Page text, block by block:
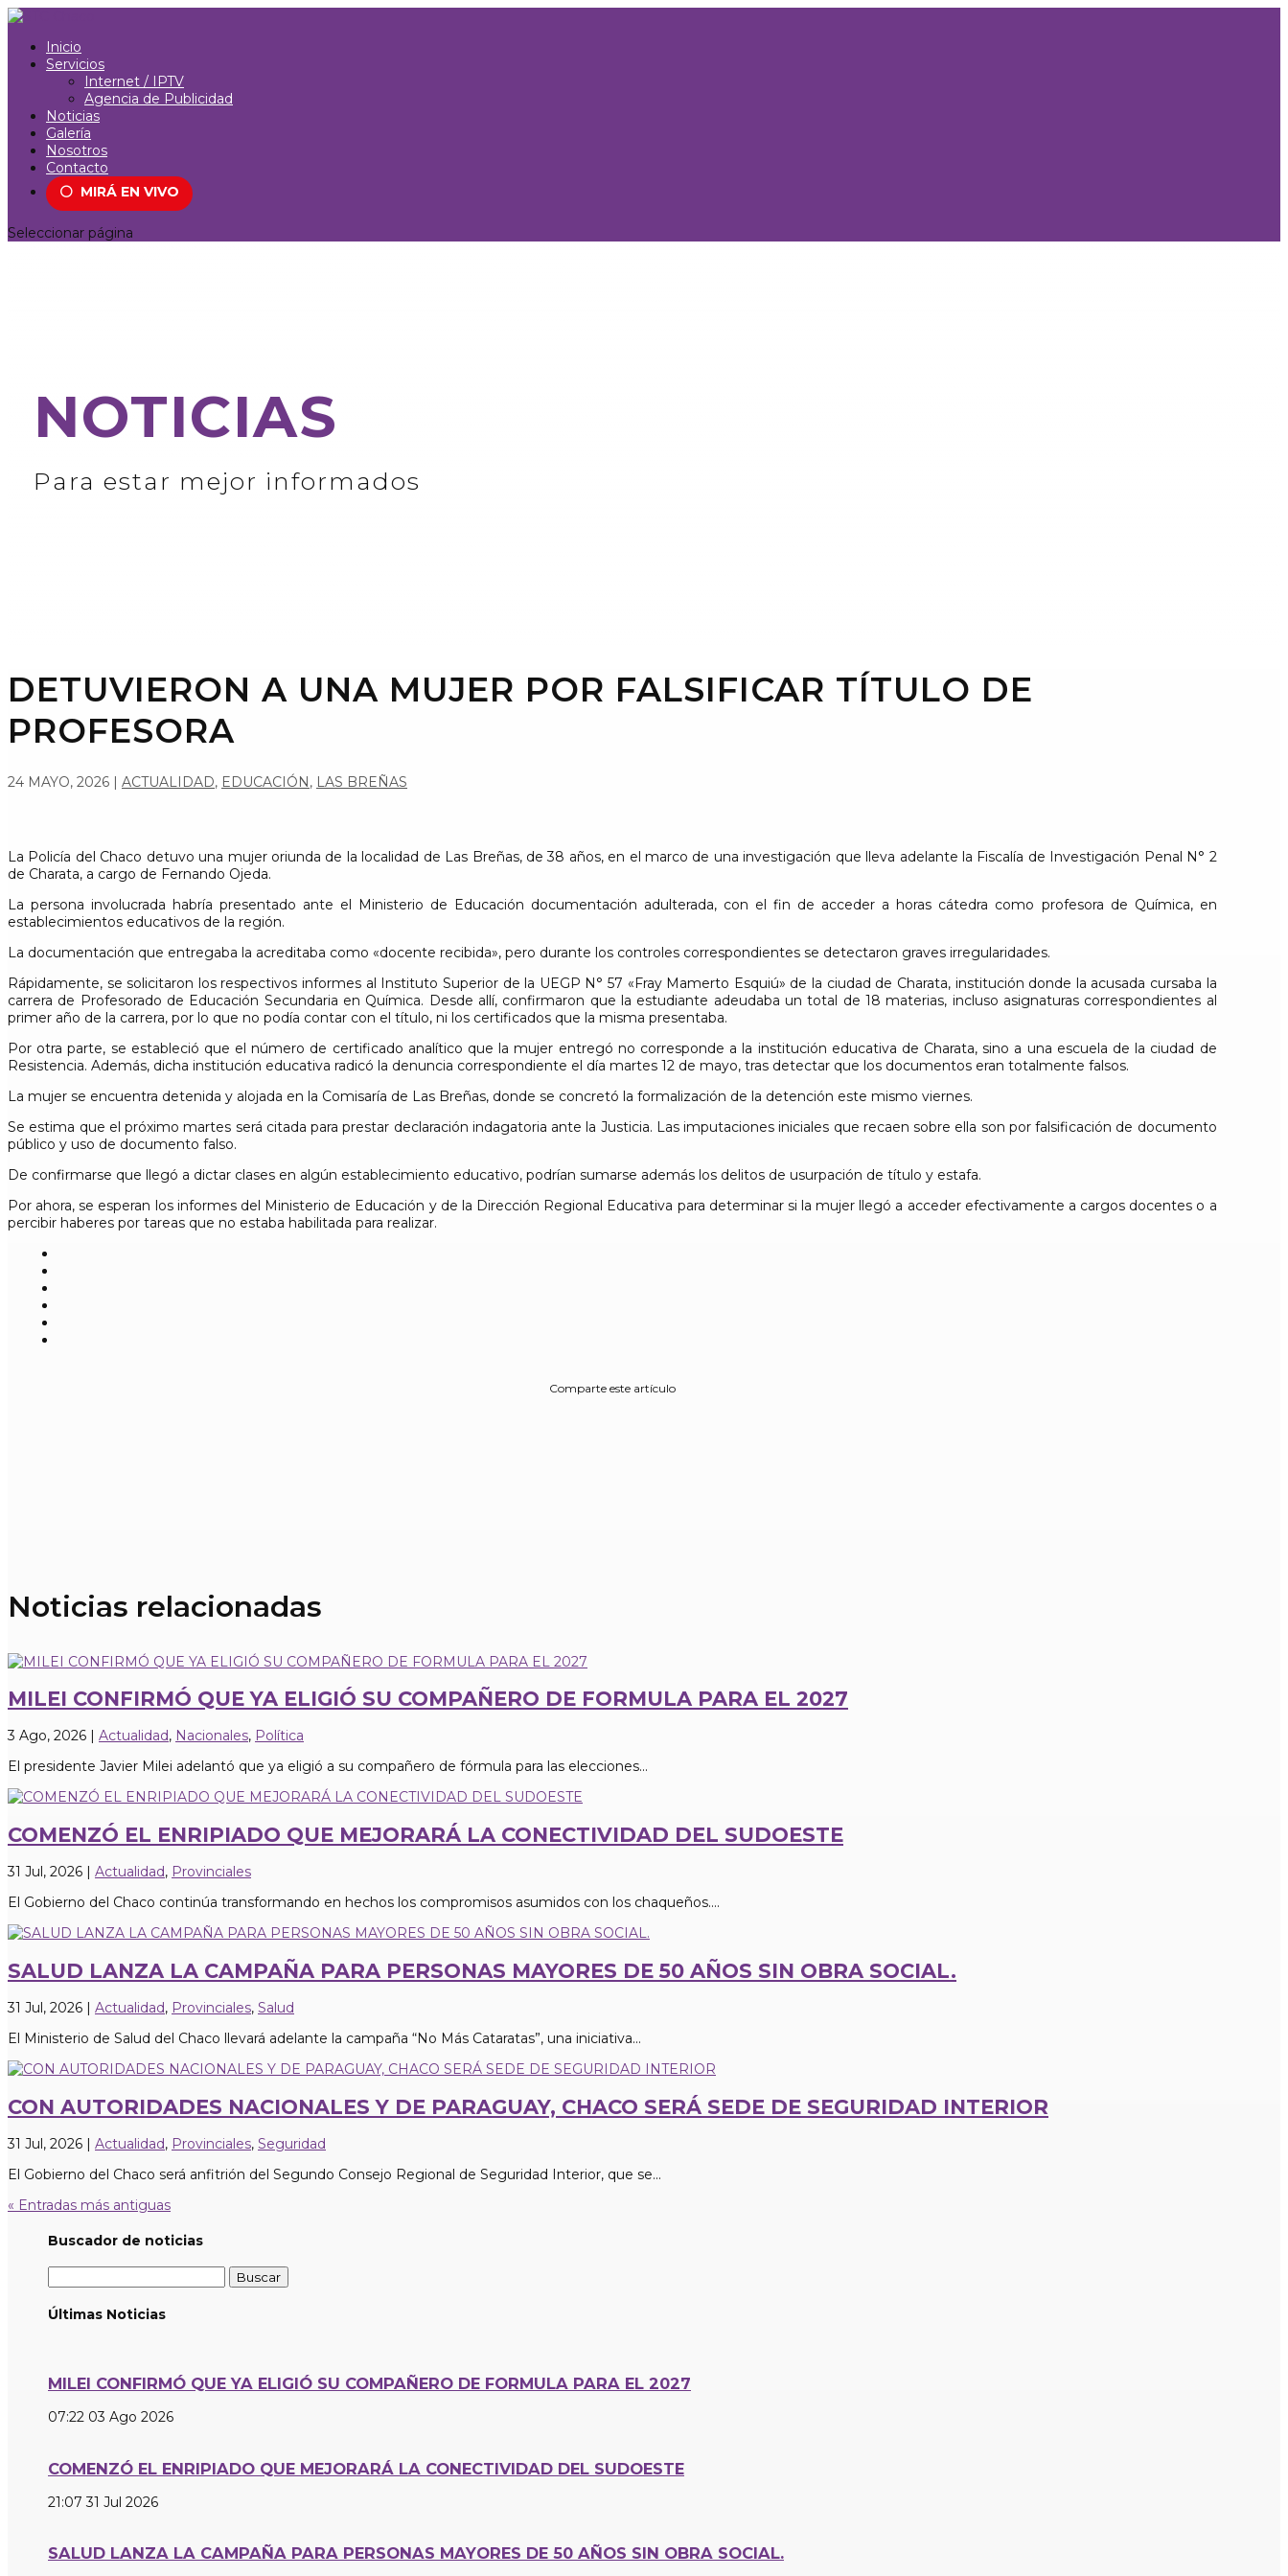
Inicio
Servicios
Internet / IPTV
Agencia de Publicidad
Noticias
Galería
Nosotros
Contacto
⚪ MIRÁ EN VIVO
Seleccionar página
NOTICIAS
Para estar mejor informados
DETUVIERON A UNA MUJER POR FALSIFICAR TÍTULO DE
PROFESORA
24 MAYO, 2026 | ACTUALIDAD, EDUCACIÓN, LAS BREÑAS
La Policía del Chaco detuvo una mujer oriunda de la localidad de Las Breñas, de 38 años, en el marco de una investigación que lleva adelante la Fiscalía de Investigación Penal N° 2
de Charata, a cargo de Fernando Ojeda.
La persona involucrada habría presentado ante el Ministerio de Educación documentación adulterada, con el fin de acceder a horas cátedra como profesora de Química, en
establecimientos educativos de la región.
La documentación que entregaba la acreditaba como «docente recibida», pero durante los controles correspondientes se detectaron graves irregularidades.
Rápidamente, se solicitaron los respectivos informes al Instituto Superior de la UEGP N° 57 «Fray Mamerto Esquiú» de la ciudad de Charata, institución donde la acusada cursaba la
carrera de Profesorado de Educación Secundaria en Química. Desde allí, confirmaron que la estudiante adeudaba un total de 18 materias, incluso asignaturas correspondientes al
primer año de la carrera, por lo que no podía contar con el título, ni los certificados que la misma presentaba.
Por otra parte, se estableció que el número de certificado analítico que la mujer entregó no corresponde a la institución educativa de Charata, sino a una escuela de la ciudad de
Resistencia. Además, dicha institución educativa radicó la denuncia correspondiente el día martes 12 de mayo, tras detectar que los documentos eran totalmente falsos.
La mujer se encuentra detenida y alojada en la Comisaría de Las Breñas, donde se concretó la formalización de la detención este mismo viernes.
Se estima que el próximo martes será citada para prestar declaración indagatoria ante la Justicia. Las imputaciones iniciales que recaen sobre ella son por falsificación de documento
público y uso de documento falso.
De confirmarse que llegó a dictar clases en algún establecimiento educativo, podrían sumarse además los delitos de usurpación de título y estafa.
Por ahora, se esperan los informes del Ministerio de Educación y de la Dirección Regional Educativa para determinar si la mujer llegó a acceder efectivamente a cargos docentes o a
percibir haberes por tareas que no estaba habilitada para realizar.
Comparte este artículo
Noticias relacionadas
MILEI CONFIRMÓ QUE YA ELIGIÓ SU COMPAÑERO DE FORMULA PARA EL 2027
3 Ago, 2026 Actualidad, Nacionales, Política
El presidente Javier Milei adelantó que ya eligió a su compañero de fórmula para las elecciones...
COMENZÓ EL ENRIPIADO QUE MEJORARÁ LA CONECTIVIDAD DEL SUDOESTE
31 Jul, 2026 | Actualidad, Provinciales
El Gobierno del Chaco continúa transformando en hechos los compromisos asumidos con los chaqueños....
SALUD LANZA LA CAMPAÑA PARA PERSONAS MAYORES DE 50 AÑOS SIN OBRA SOCIAL.
31 Jul, 2026 | Actualidad, Provinciales, Salud
El Ministerio de Salud del Chaco llevará adelante la campaña “No Más Cataratas”, una iniciativa...
CON AUTORIDADES NACIONALES Y DE PARAGUAY, CHACO SERÁ SEDE DE SEGURIDAD INTERIOR
31 Jul, 2026 | Actualidad, Provinciales, Seguridad
El Gobierno del Chaco será anfitrión del Segundo Consejo Regional de Seguridad Interior, que se...
« Entradas más antiguas
Buscador de noticias
Últimas Noticias
MILEI CONFIRMÓ QUE YA ELIGIÓ SU COMPAÑERO DE FORMULA PARA EL 2027
07:22 03 Ago 2026
COMENZÓ EL ENRIPIADO QUE MEJORARÁ LA CONECTIVIDAD DEL SUDOESTE
21:07 31 Jul 2026
SALUD LANZA LA CAMPAÑA PARA PERSONAS MAYORES DE 50 AÑOS SIN OBRA SOCIAL.